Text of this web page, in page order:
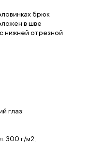
брюк
в шве
нижней отрезной
глаз;
300 г/м2;